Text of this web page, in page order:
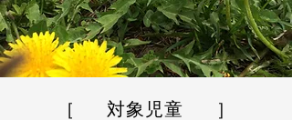
［ 対象児童 ］